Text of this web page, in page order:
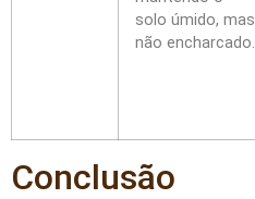
solo úmido, mas
não encharcado.
Conclusão